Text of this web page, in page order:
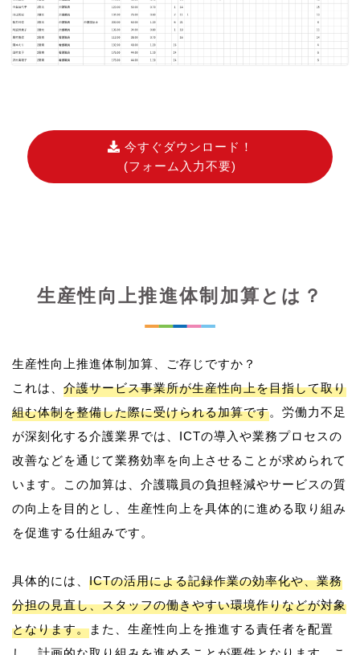
今すぐダウンロード！
(フォーム入力不要)
生産性向上推進体制加算とは？
生産性向上推進体制加算、ご存じですか？
これは、 介護サービス事業所が生産性向上を目指して取り
組む体制を整備した際に受けられる加算です。労働力不足
が深刻化する介護業界では、ICTの導入や業務プロセスの
改善などを通じて業務効率を向上させることが求められて
います。この加算は、介護職員の負担軽減やサービスの質
の向上を目的とし、生産性向上を具体的に進める取り組み
を促進する仕組みです。
具体的には、 ICTの活用による記録作業の効率化や、業務
分担の見直し、スタッフの働きやすい環境作りなどが対象
となります。また、生産性向上を推進する責任者を配置